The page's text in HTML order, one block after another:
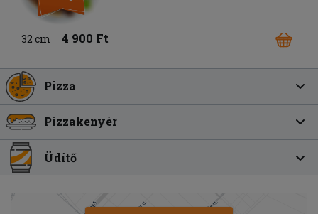
32 cm 4 900 Ft
Pizza
Pizzakenyér
Üdítő